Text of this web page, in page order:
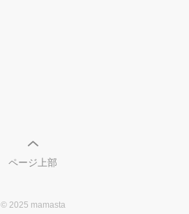
ページ上部
© 2025 mamasta